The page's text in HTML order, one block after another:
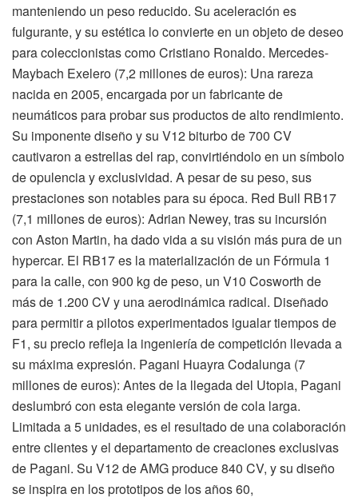
manteniendo un peso reducido. Su aceleración es
fulgurante, y su estética lo convierte en un objeto de deseo
para coleccionistas como Cristiano Ronaldo. Mercedes-
Maybach Exelero (7,2 millones de euros): Una rareza
nacida en 2005, encargada por un fabricante de
neumáticos para probar sus productos de alto rendimiento.
Su imponente diseño y su V12 biturbo de 700 CV
cautivaron a estrellas del rap, convirtiéndolo en un símbolo
de opulencia y exclusividad. A pesar de su peso, sus
prestaciones son notables para su época. Red Bull RB17
(7,1 millones de euros): Adrian Newey, tras su incursión
con Aston Martin, ha dado vida a su visión más pura de un
hypercar. El RB17 es la materialización de un Fórmula 1
para la calle, con 900 kg de peso, un V10 Cosworth de
más de 1.200 CV y una aerodinámica radical. Diseñado
para permitir a pilotos experimentados igualar tiempos de
F1, su precio refleja la ingeniería de competición llevada a
su máxima expresión. Pagani Huayra Codalunga (7
millones de euros): Antes de la llegada del Utopia, Pagani
deslumbró con esta elegante versión de cola larga.
Limitada a 5 unidades, es el resultado de una colaboración
entre clientes y el departamento de creaciones exclusivas
de Pagani. Su V12 de AMG produce 840 CV, y su diseño
se inspira en los prototipos de los años 60,